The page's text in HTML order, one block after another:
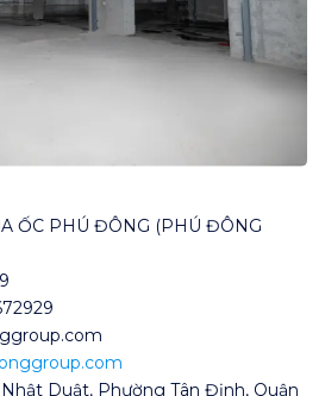
ỐC PHÚ ĐÔNG (PHÚ ĐÔNG
Nhật Duật, Phường Tân Định, Quận